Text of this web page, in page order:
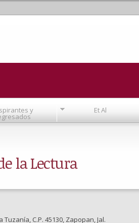
y Et Al
la Lectura
C.P. 45130, Zapopan, Jal.